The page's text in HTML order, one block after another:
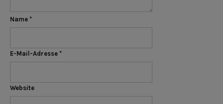
Name *
E-Mail-Adresse *
Website